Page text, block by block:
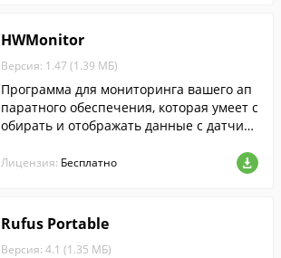
HWMonitor
Версия: 1.47 (1.39 МБ)
Программа для мониторинга вашего ап
паратного обеспечения, которая умеет с
обирать и отображать данные с датчико
вентиляторов.
Лицензия: Бесплатно
Rufus Portable
Версия: 4.1 (1.35 МБ)